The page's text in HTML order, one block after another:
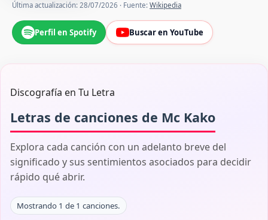
Última actualización: 28/07/2026 · Fuente: Wikipedia
Perfil en Spotify Buscar en YouTube
Discografía en Tu Letra
Letras de canciones de Mc Kako
Explora cada canción con un adelanto breve del
significado y sus sentimientos asociados para decidir
rápido qué abrir.
Mostrando 1 de 1 canciones.